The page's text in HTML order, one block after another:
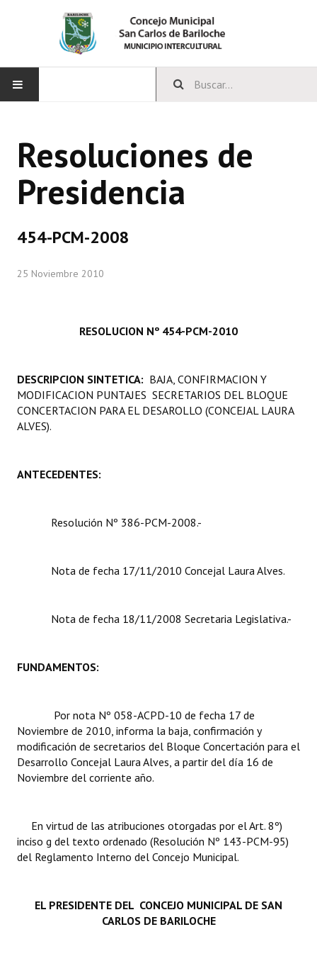
CONCEJO
Bloques Políticos
Comisiones Permanentes
Comisiones Especiales
Constitución Nacional
Constitución Provincial
DOCUMENTOS
Dictámenes Asesoría Letrada
Informes de Unidad Coordinadora
Ejecución Presupuestaria
Actas de Audiencias Públicas
Comunicaciones
Resoluciones
Resoluciones de
Presidencia
454-PCM-2008
25 Noviembre 2010
RESOLUCION Nº 454-PCM-2010
DESCRIPCION SINTETICA: BAJA, CONFIRMACION Y
MODIFICACION PUNTAJES SECRETARIOS DEL BLOQUE
CONCERTACION PARA EL DESAROLLO (CONCEJAL LAURA
ALVES).
ANTECEDENTES:
Resolución Nº 386-PCM-2008.-
Nota de fecha 17/11/2010 Concejal Laura Alves.
Nota de fecha 18/11/2008 Secretaria Legislativa.-
FUNDAMENTOS:
Por nota Nº 058-ACPD-10 de fecha 17 de
Noviembre de 2010, informa la baja, confirmación y
modificación de secretarios del Bloque Concertación para el
Desarrollo Concejal Laura Alves, a partir del día 16 de
Noviembre del corriente año.
En virtud de las atribuciones otorgadas por el Art. 8º)
inciso g del texto ordenado (Resolución Nº 143-PCM-95)
del Reglamento Interno del Concejo Municipal.
EL PRESIDENTE DEL CONCEJO MUNICIPAL DE SAN
CARLOS DE BARILOCHE